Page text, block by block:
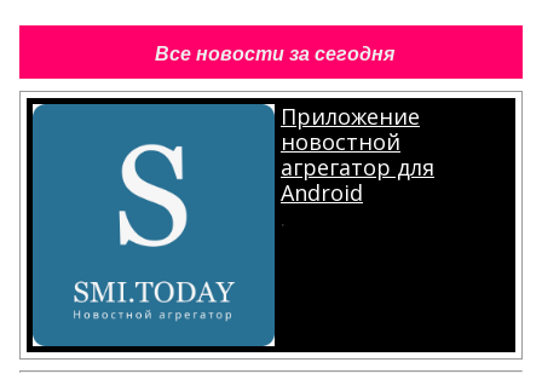
Все новости за сегодня
Приложение
новостной
агрегатор для
Android
.